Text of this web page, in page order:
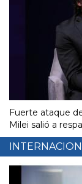
Fuerte ataque
Milei salió a